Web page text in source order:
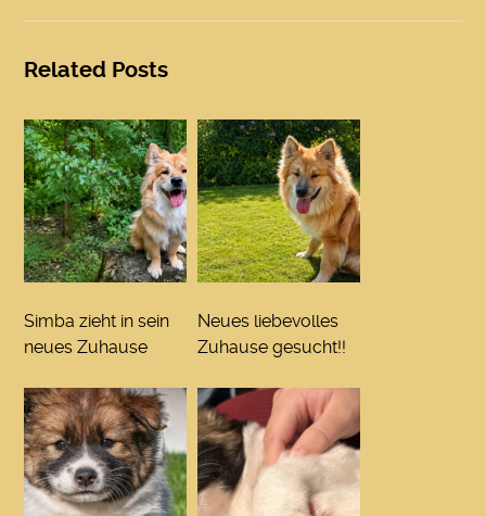
Related Posts
Simba zieht in sein
neues Zuhause
Neues liebevolles
Zuhause gesucht!!